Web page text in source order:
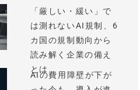
「厳しい・緩い」で
は測れないAI規制、6
カ国の規制動向から
読み解く企業の備え
とは
AIの費用障壁が下が